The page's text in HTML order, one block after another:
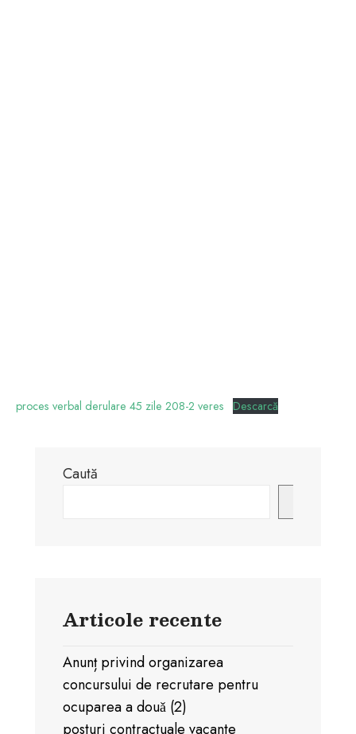
proces verbal derulare 45 zile 208-2 veres Descarcă
Caută
Articole recente
Anunț privind organizarea
concursului de recrutare pentru
ocuparea a douǎ (2)
posturi contractuale vacante